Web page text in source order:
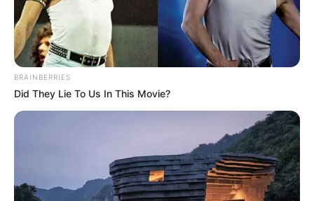
BRAINBERRIES
Did They Lie To Us In This Movie?